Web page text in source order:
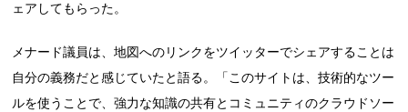
ェアしてもらった。
メナード議員は、地図へのリンクをツイッターでシェアすることは
自分の義務だと感じていたと語る。「このサイトは、技術的なツー
ルを使うことで、強力な知識の共有とコミュニティのクラウドソー